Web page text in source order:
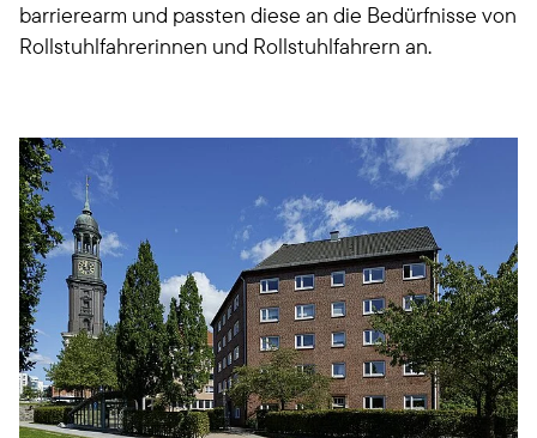
barrierearm und passten diese an die Bedürfnisse von
Rollstuhlfahrerinnen und Rollstuhlfahrern an.